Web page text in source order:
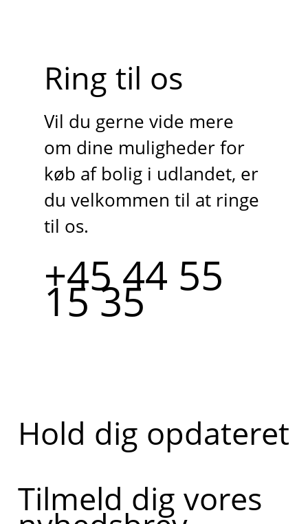
Ring til os
Vil du gerne vide mere
om dine muligheder for
køb af bolig i udlandet, er
du velkommen til at ringe
til os.
+45 44 55
15 35
Hold dig opdateret
Tilmeld dig vores